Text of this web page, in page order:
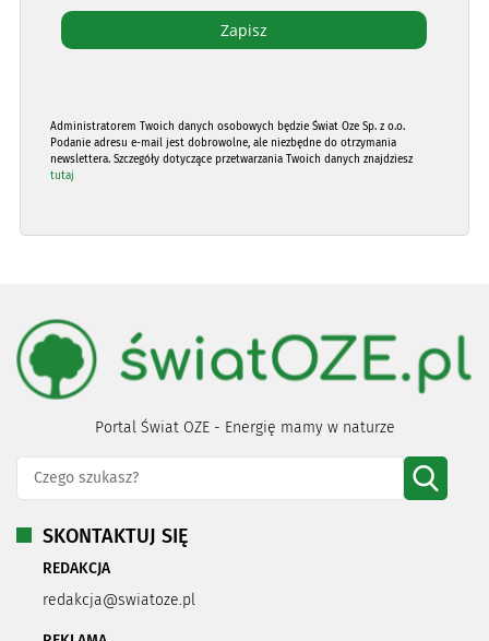
Administratorem Twoich danych osobowych będzie Świat Oze Sp. z o.o.
Podanie adresu e-mail jest dobrowolne, ale niezbędne do otrzymania
newslettera. Szczegóły dotyczące przetwarzania Twoich danych znajdziesz
tutaj
Portal Świat OZE - Energię mamy w naturze
SKONTAKTUJ SIĘ
REDAKCJA
redakcja@swiatoze.pl